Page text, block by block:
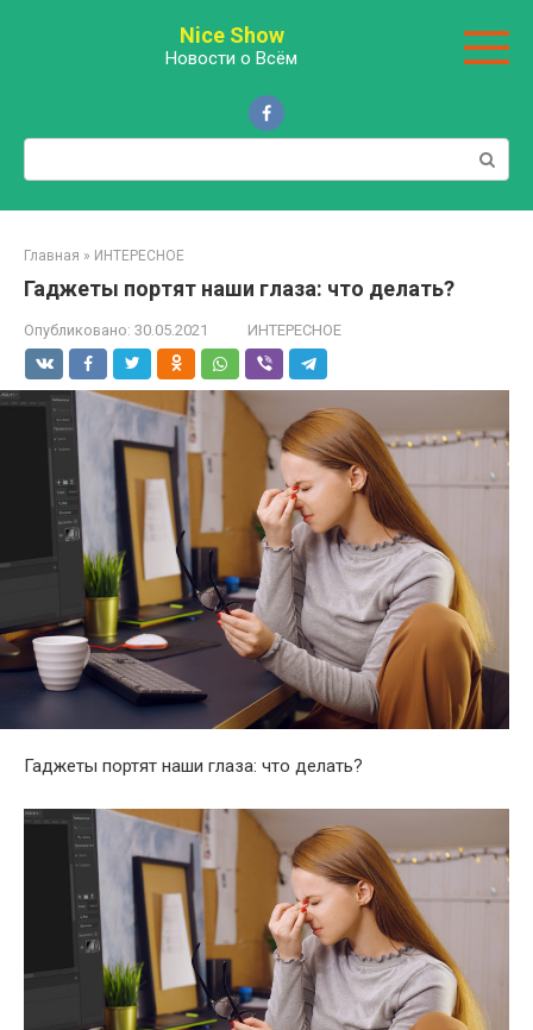
Nice Show
Новости о Всём
Поиск:
Главная » ИНТЕРЕСНОЕ
Гаджеты портят наши глаза: что делать?
Опубликовано: 30.05.2021 ИНТЕРЕСНОЕ
Гаджеты портят наши глаза: что делать?